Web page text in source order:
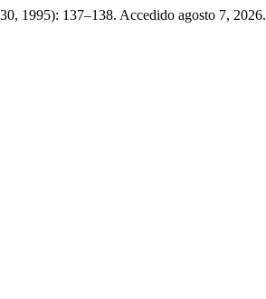
1995): 137–138. Accedido agosto 7, 2026.